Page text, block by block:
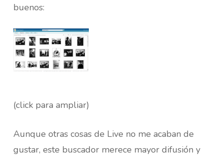
buenos:
(click para ampliar)
Aunque otras cosas de Live no me acaban de
gustar, este buscador merece mayor difusión y